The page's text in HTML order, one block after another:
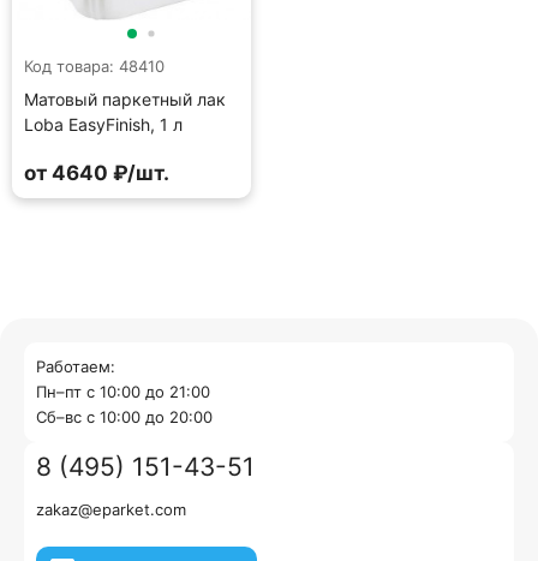
Код товара: 48410
Матовый паркетный лак
Loba EasyFinish, 1 л
от 4640 ₽/шт.
Работаем:
Пн–пт с 10:00 до 21:00
Cб–вс с 10:00 до 20:00
8 (495) 151-43-51
zakaz@eparket.com